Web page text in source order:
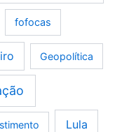
fofocas
Geopolítica
Lula